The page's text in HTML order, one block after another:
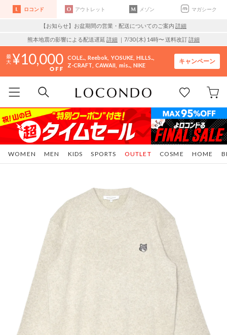
ロコンド アウトレット メゾン マガシーク
【お知らせ】お盆期間の営業・配送についてのご案内 詳細
熊本地震の影響による配送遅延 詳細 ｜7/30 (木) 14時〜 送料改訂詳細
10,000 COLE.. Reebok YOSUKE HILLS..
Z-CRAFT CAWAII mis.. NIKE
キャンペーン
WOMEN MEN KIDS SPORTS COSME HOME
OUTLET